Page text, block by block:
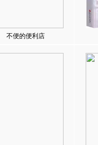
不便的便利店